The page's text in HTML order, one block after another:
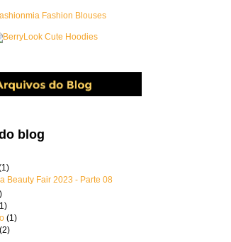
blog
Beauty Fair 2023 - Parte 08
(1)
(2)